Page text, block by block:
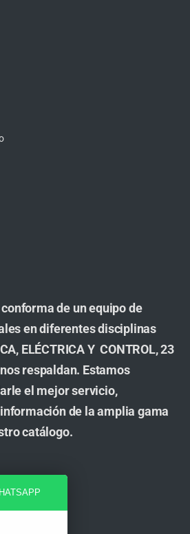
de un equipo de
en diferentes disciplinas
ELÉCTRICA Y CONTROL, 23
respaldan. Estamos
el mejor servicio,
de la amplia gama
catálogo.